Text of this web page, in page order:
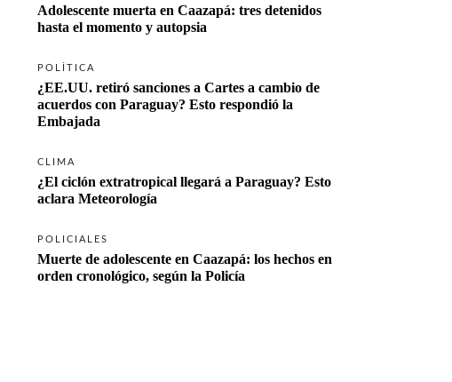
Adolescente muerta en Caazapá: tres detenidos
hasta el momento y autopsia
POLÍTICA
¿EE.UU. retiró sanciones a Cartes a cambio de
acuerdos con Paraguay? Esto respondió la
Embajada
CLIMA
¿El ciclón extratropical llegará a Paraguay? Esto
aclara Meteorología
POLICIALES
Muerte de adolescente en Caazapá: los hechos en
orden cronológico, según la Policía